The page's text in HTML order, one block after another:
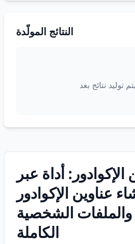
النتائج المولّدة
توليد نتائج بعد
أداة عبر
عناوين الإكوادور
والملفات الشخصية
الكاملة